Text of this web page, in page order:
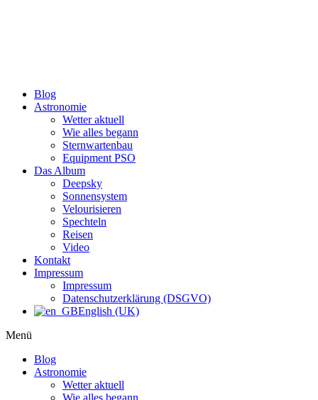
Blog
Astronomie
Wetter aktuell
Wie alles begann
Sternwartenbau
Equipment PSO
Das Album
Deepsky
Sonnensystem
Velourisieren
Spechteln
Reisen
Video
Kontakt
Impressum
Impressum
Datenschutzerklärung (DSGVO)
English (UK)
Menü
Blog
Astronomie
Wetter aktuell
Wie alles begann